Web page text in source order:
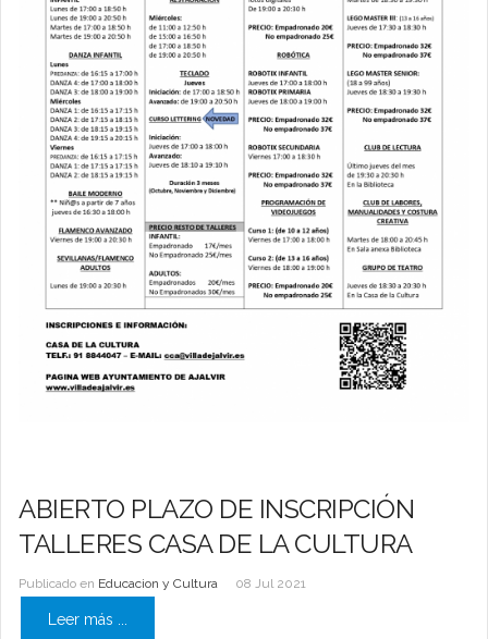
ABIERTO PLAZO DE INSCRIPCIÓN
TALLERES CASA DE LA CULTURA
Publicado en Educacion y Cultura 08 Jul 2021
Leer más ...